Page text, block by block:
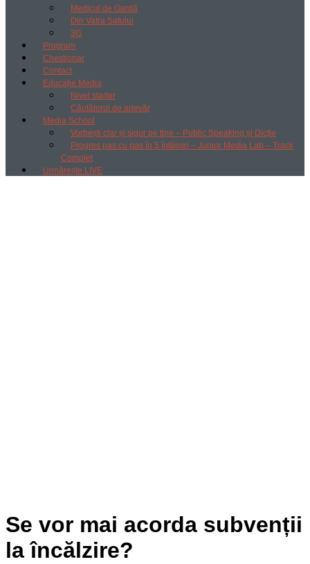
Medicul de Gardă
Din Vatra Satului
3G
Program
Chestionar
Contact
Educație Media
Nivel starter
Căutătorul de adevăr
Media School
Vorbești clar și sigur pe tine – Public Speaking și Dicție
Progres pas cu pas în 5 întâlniri – Junior Media Lab – Track
Complet
Urmărește LIVE
Se vor mai acorda subvenții
la încălzire?